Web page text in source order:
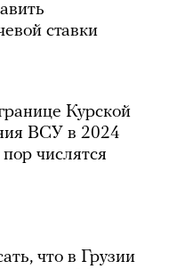
ставки
Курской
ВСУ в 2024
числятся
что в Грузии